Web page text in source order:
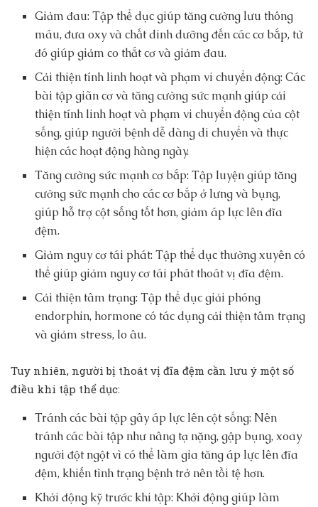
Giảm đau: Tập thể dục giúp tăng cường lưu thông
máu, đưa oxy và chất dinh dưỡng đến các cơ bắp, từ
đó giúp giảm co thắt cơ và giảm đau.
Cải thiện tính linh hoạt và phạm vi chuyển động: Các
bài tập giãn cơ và tăng cường sức mạnh giúp cải
thiện tính linh hoạt và phạm vi chuyển động của cột
sống, giúp người bệnh dễ dàng di chuyển và thực
hiện các hoạt động hàng ngày.
Tăng cường sức mạnh cơ bắp: Tập luyện giúp tăng
cường sức mạnh cho các cơ bắp ở lưng và bụng,
giúp hỗ trợ cột sống tốt hơn, giảm áp lực lên đĩa
đệm.
Giảm nguy cơ tái phát: Tập thể dục thường xuyên có
thể giúp giảm nguy cơ tái phát thoát vị đĩa đệm.
Cải thiện tâm trạng: Tập thể dục giải phóng
endorphin, hormone có tác dụng cải thiện tâm trạng
và giảm stress, lo âu.
Tuy nhiên, người bị thoát vị đĩa đệm cần lưu ý một số
điều khi tập thể dục:
Tránh các bài tập gây áp lực lên cột sống: Nên
tránh các bài tập như nâng tạ nặng, gập bụng, xoay
người đột ngột vì có thể làm gia tăng áp lực lên đĩa
đệm, khiến tình trạng bệnh trở nên tồi tệ hơn.
Khởi động kỹ trước khi tập: Khởi động giúp làm